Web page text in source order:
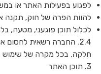
לפגוע בפעילות האתר או
להוות הפרה של חוק, תקנה
לכלול תוכן פוגעני, מטעה,
2.4. החברה רשאית לחסום
חלקה, בכל מקרה של שימוש
3. תוכן האתר